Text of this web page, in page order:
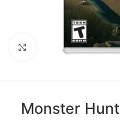
Nhấp để phóng to
Monster